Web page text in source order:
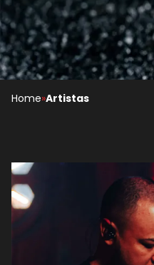
Home»Artistas